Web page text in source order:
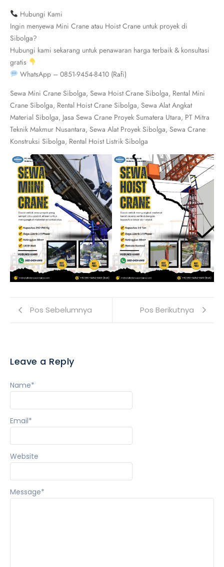
Hubungi Kami
Ingin menyewa Mini Crane atau Hoist Crane untuk proyek di
Sibolga?
Hubungi kami sekarang untuk penawaran harga terbaik & konsultasi
gratis
WhatsApp – 0851-9454-8410 (Rafi)
Sewa Mini Crane Sibolga, Sewa Hoist Crane Sibolga, Rental Mini
Crane Sibolga, Rental Hoist Crane Sibolga, Sewa Alat Angkat
Material Sibolga, Jasa Sewa Crane Proyek Sumatera Utara, PT Mitra
Teknik Makmur Nusantara, Sewa Alat Proyek Sibolga, Sewa Crane
Konstruksi Sibolga, Rental Hoist Listrik Sibolga
Pos Sebelumnya Pos Berikutnya
Leave a Reply
Message*
Name*
Email*
Website